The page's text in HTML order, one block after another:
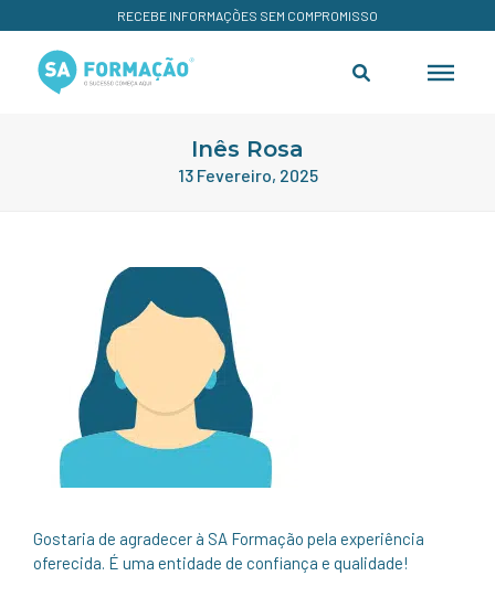
RECEBE INFORMAÇÕES SEM COMPROMISSO
Inês Rosa
13 Fevereiro, 2025
Gostaria de agradecer à SA Formação pela experiência
oferecida. É uma entidade de confiança e qualidade!